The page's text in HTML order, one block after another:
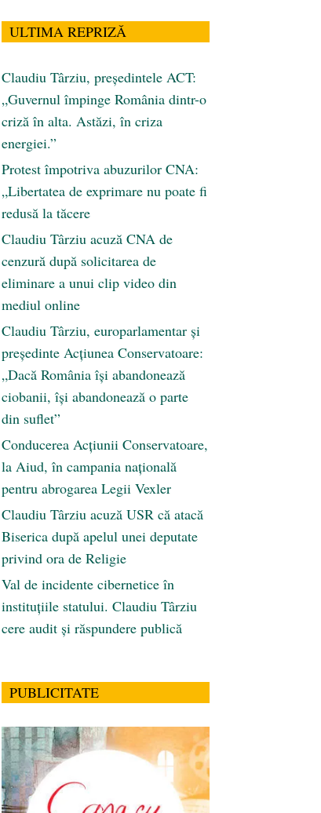
ULTIMA REPRIZĂ
Claudiu Târziu, președintele ACT:
„Guvernul împinge România dintr-o
criză în alta. Astăzi, în criza
energiei.”
Protest împotriva abuzurilor CNA:
„Libertatea de exprimare nu poate fi
redusă la tăcere
Claudiu Târziu acuză CNA de
cenzură după solicitarea de
eliminare a unui clip video din
mediul online
Claudiu Târziu, europarlamentar și
președinte Acțiunea Conservatoare:
„Dacă România își abandonează
ciobanii, își abandonează o parte
din suflet”
Conducerea Acțiunii Conservatoare,
la Aiud, în campania națională
pentru abrogarea Legii Vexler
Claudiu Târziu acuză USR că atacă
Biserica după apelul unei deputate
privind ora de Religie
Val de incidente cibernetice în
instituțiile statului. Claudiu Târziu
cere audit și răspundere publică
PUBLICITATE